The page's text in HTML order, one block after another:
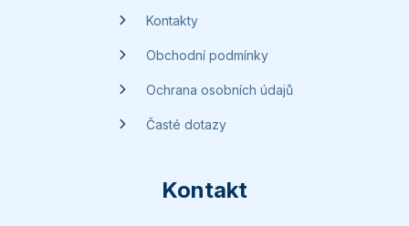
Kontakty
Obchodní podmínky
Ochrana osobních údajů
Časté dotazy
Kontakt